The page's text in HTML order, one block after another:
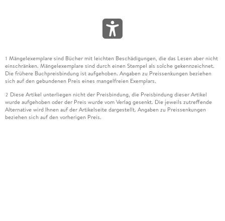
1 Mängelexemplare sind Bücher mit leichten Beschädigungen, die das Lesen aber nicht
einschränken. Mängelexemplare sind durch einen Stempel als solche gekennzeichnet.
Die frühere Buchpreisbindung ist aufgehoben. Angaben zu Preissenkungen beziehen
sich auf den gebundenen Preis eines mangelfreien Exemplars.
2 Diese Artikel unterliegen nicht der Preisbindung, die Preisbindung dieser Artikel
wurde aufgehoben oder der Preis wurde vom Verlag gesenkt. Die jeweils zutreffende
Alternative wird Ihnen auf der Artikelseite dargestellt. Angaben zu Preissenkungen
beziehen sich auf den vorherigen Preis.